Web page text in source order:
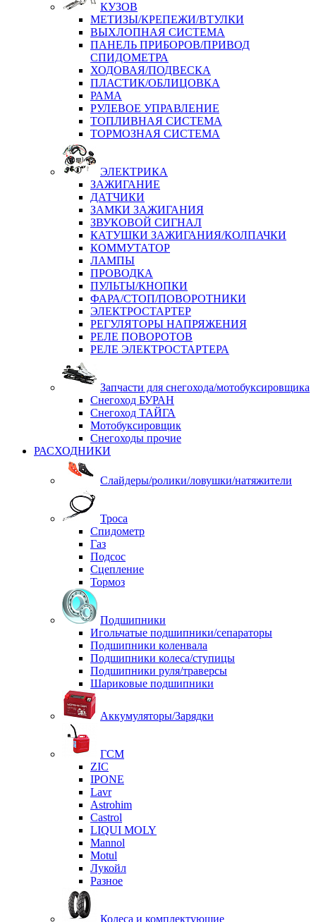
КУЗОВ
МЕТИЗЫ/КРЕПЕЖИ/ВТУЛКИ
ВЫХЛОПНАЯ СИСТЕМА
ПАНЕЛЬ ПРИБОРОВ/ПРИВОД
СПИДОМЕТРА
ХОДОВАЯ/ПОДВЕСКА
ПЛАСТИК/ОБЛИЦОВКА
РАМА
РУЛЕВОЕ УПРАВЛЕНИЕ
ТОПЛИВНАЯ СИСТЕМА
ТОРМОЗНАЯ СИСТЕМА
ЭЛЕКТРИКА
ЗАЖИГАНИЕ
ДАТЧИКИ
ЗАМКИ ЗАЖИГАНИЯ
ЗВУКОВОЙ СИГНАЛ
КАТУШКИ ЗАЖИГАНИЯ/КОЛПАЧКИ
КОММУТАТОР
ЛАМПЫ
ПРОВОДКА
ПУЛЬТЫ/КНОПКИ
ФАРА/СТОП/ПОВОРОТНИКИ
ЭЛЕКТРОСТАРТЕР
РЕГУЛЯТОРЫ НАПРЯЖЕНИЯ
РЕЛЕ ПОВОРОТОВ
РЕЛЕ ЭЛЕКТРОСТАРТЕРА
Запчасти для снегохода/мотобуксировщика
Снегоход БУРАН
Снегоход ТАЙГА
Мотобуксировщик
Снегоходы прочие
РАСХОДНИКИ
Слайдеры/ролики/ловушки/натяжители
Троса
Спидометр
Газ
Подсос
Сцепление
Тормоз
Подшипники
Игольчатые подшипники/сепараторы
Подшипники коленвала
Подшипники колеса/ступицы
Подшипники руля/траверсы
Шариковые подшипники
Аккумуляторы/Зарядки
ГСМ
ZIC
IPONE
Lavr
Astrohim
Castrol
LIQUI MOLY
Mannol
Motul
Лукойл
Разное
Колеса и комплектующие